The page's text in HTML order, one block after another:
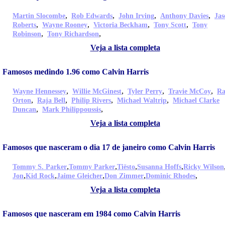
Martin Slocombe, Rob Edwards, John Irving, Anthony Davies,
Roberts, Wayne Rooney, Victoria Beckham, Tony Scott, Tony
Robinson, Tony Richardson,
Veja a lista completa
Famosos medindo 1.96 como Calvin Harris
Wayne Hennessey, Willie McGinest, Tyler Perry, Travie McCoy,
Orton, Raja Bell, Philip Rivers, Michael Waltrip, Michael Clarke
Duncan, Mark Philippoussis,
Veja a lista completa
Famosos que nasceram o dia 17 de janeiro como Calvin Harris
Tommy S. Parker,Tommy Parker,Tiësto,Susanna Hoffs,Ricky Wilson
Jon,Kid Rock,Jaime Gleicher,Don Zimmer,Dominic Rhodes,
Veja a lista completa
Famosos que nasceram em 1984 como Calvin Harris